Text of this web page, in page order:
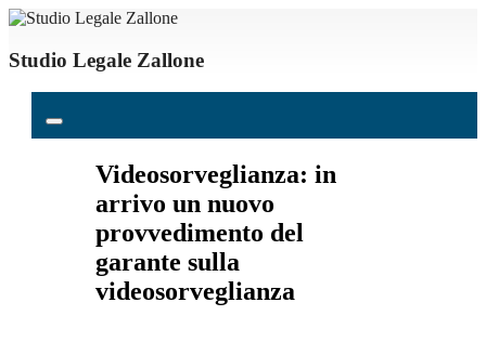
Studio Legale Zallone
Videosorveglianza: in
arrivo un nuovo
provvedimento del
garante sulla
videosorveglianza